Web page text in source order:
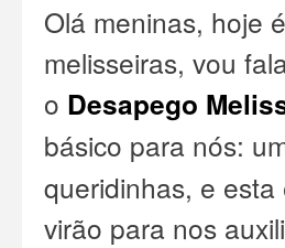
Olá meninas, hoje
melisseiras, vou
o Desapego
básico para nós:
queridinhas, e
virão para nos